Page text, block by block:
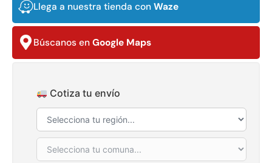
Llega a nuestra tienda con Waze
Búscanos en Google Maps
Cotiza tu envío